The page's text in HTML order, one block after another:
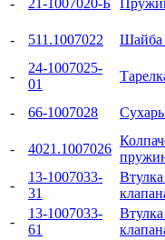
-
511.1007022 Шайба
-
24-1007025-
01
-
66-1007028
-
4021.1007026
-
13-1007033-
31
-
13-1007033-
61